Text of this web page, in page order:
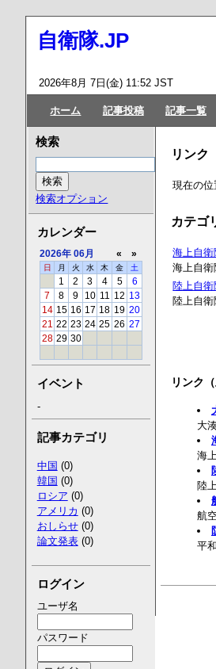
自衛隊.JP
2026年8月 7日(金) 11:52 JST
ホーム 記事投稿 記事一覧
リンク
現在の位
カテゴ
海上自衛
海上自衛
陸上自衛
陸上自衛
リンク
大
海
陸
航
平
検索
検索オプション
カレンダー
2026年 06月 « »
日 月 火 水 木 金 土
1 2 3 4 5
6
7
8 9 10 11 12 13
14 15 16 17 18 19 20
21 22 23 24 25 26 27
28 29 30
イベント
-
記事カテゴリ
中国 (0)
韓国 (0)
ロシア (0)
アメリカ (0)
おしらせ(0)
論文発表(0)
ログイン
ユーザ名
パスワード